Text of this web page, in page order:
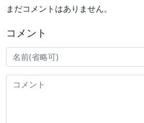
まだコメントはありません。
コメント